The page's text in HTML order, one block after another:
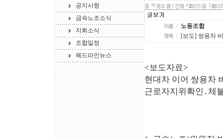
공지사항
금속노조소식
지회소식
조합일정
헤드라인뉴스
78 4 3
노동조합
[보도] 쌍용차
<보도자료>
현대차 이어 쌍용차
근로자지위확인․체